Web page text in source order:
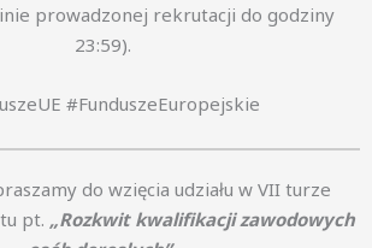
prowadzonej rekrutacji do godziny
23:59).
#FunduszeEuropejskie
do wzięcia udziału w VII turze
pt. „Rozkwit kwalifikacji zawodowych